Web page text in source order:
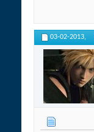
03-02-2013,